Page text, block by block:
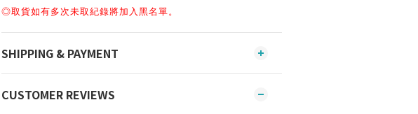
◎取貨如有多次未取紀錄將加入黑名單。
SHIPPING & PAYMENT
CUSTOMER REVIEWS